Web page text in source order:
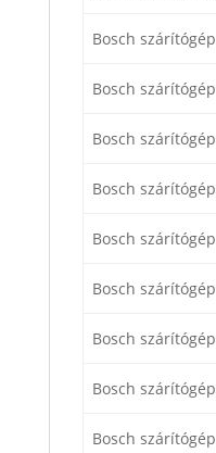
Bosch szárítógép
Bosch szárítógép
Bosch szárítógép
Bosch szárítógép
Bosch szárítógép
Bosch szárítógép
Bosch szárítógép
Bosch szárítógép
Bosch szárítógép